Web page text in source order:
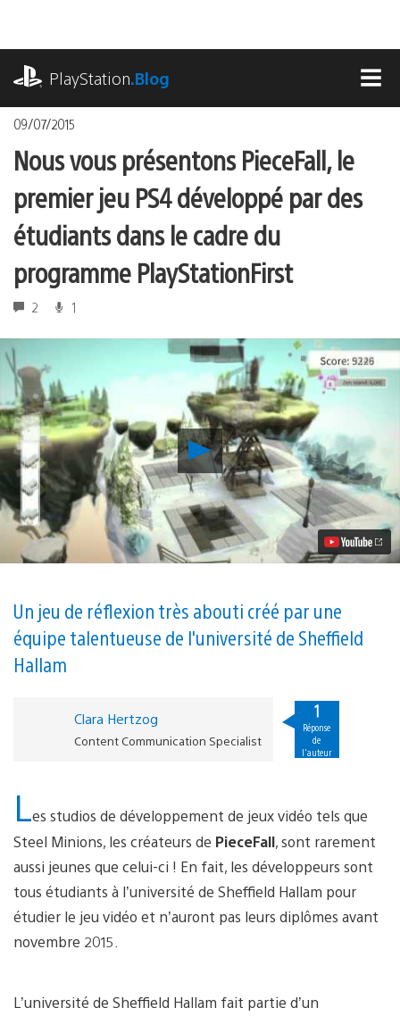
contenu
PlayStation.Blog
09/07/2015
Nous vous présentons PieceFall, le
premier jeu PS4 développé par des
étudiants dans le cadre du
programme PlayStationFirst
2 1
Lancer
la
vidéo
Nous
vous
présentons
PieceFall,
le
PS4
développé
par
du
programme
Un jeu de réflexion très abouti créé par une
équipe talentueuse de l'université de Sheffield
Hallam
Clara Hertzog
Content Communication Specialist
1
Réponse
de
l'auteur
Les studios de développement de jeux vidéo tels que
Steel Minions, les créateurs de PieceFall, sont rarement
aussi jeunes que celui-ci ! En fait, les développeurs sont
tous étudiants à l’université de Sheffield Hallam pour
étudier le jeu vidéo et n’auront pas leurs diplômes avant
novembre 2015.
L’université de Sheffield Hallam fait partie d’un